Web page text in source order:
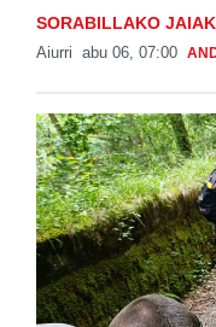
SORABILLAKO
Aiurri abu 06, 07:00